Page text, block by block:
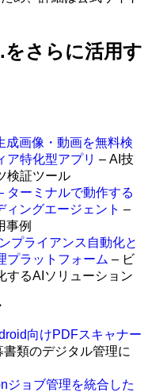
さらに活用す
成画像・動画を無料検
ア特化型アプリ – AI技
検証ツール
ターミナルで動作する
ィングエージェント –
事例
プライアンス自動化と
プラットフォーム – ビ
するAIソリューション
向けPDFスキャナー
書類のデジタル管理に
ジョブ管理を統合した